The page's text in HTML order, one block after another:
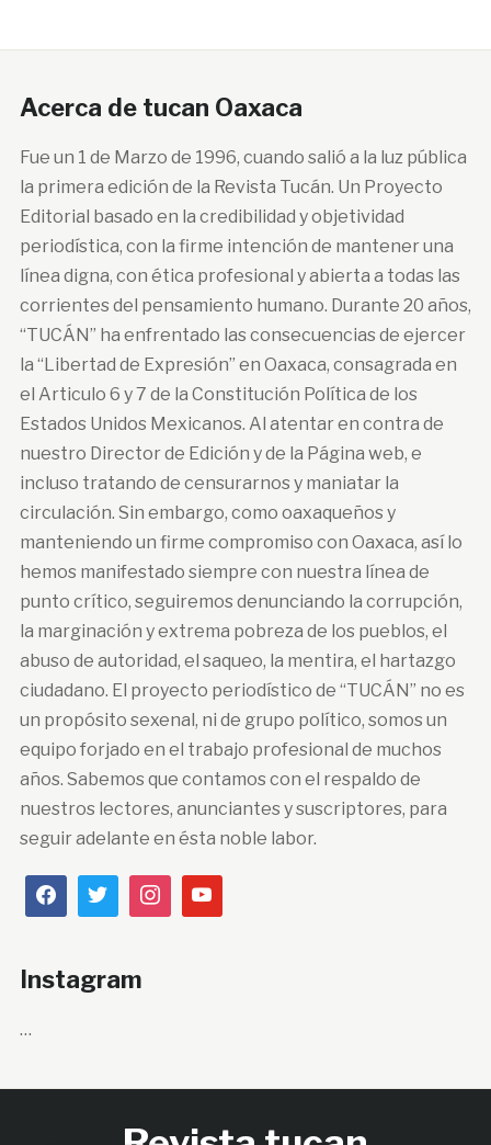
Acerca de tucan Oaxaca
Fue un 1 de Marzo de 1996, cuando salió a la luz pública
la primera edición de la Revista Tucán. Un Proyecto
Editorial basado en la credibilidad y objetividad
periodística, con la firme intención de mantener una
línea digna, con ética profesional y abierta a todas las
corrientes del pensamiento humano. Durante 20 años,
“TUCÁN” ha enfrentado las consecuencias de ejercer
la “Libertad de Expresión” en Oaxaca, consagrada en
el Articulo 6 y 7 de la Constitución Política de los
Estados Unidos Mexicanos. Al atentar en contra de
nuestro Director de Edición y de la Página web, e
incluso tratando de censurarnos y maniatar la
circulación. Sin embargo, como oaxaqueños y
manteniendo un firme compromiso con Oaxaca, así lo
hemos manifestado siempre con nuestra línea de
punto crítico, seguiremos denunciando la corrupción,
la marginación y extrema pobreza de los pueblos, el
abuso de autoridad, el saqueo, la mentira, el hartazgo
ciudadano. El proyecto periodístico de “TUCÁN” no es
un propósito sexenal, ni de grupo político, somos un
equipo forjado en el trabajo profesional de muchos
años. Sabemos que contamos con el respaldo de
nuestros lectores, anunciantes y suscriptores, para
seguir adelante en ésta noble labor.
Instagram
…